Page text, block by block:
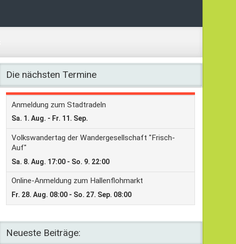
Die nächsten Termine
Neueste Beiträge: